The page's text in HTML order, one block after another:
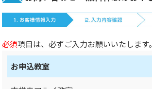
必須項目は、必ずご入力お願いいたします。
お申込教室